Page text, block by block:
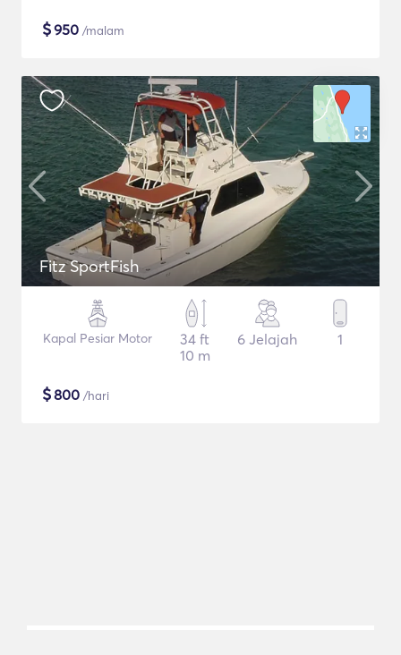
$950 /malam
Fitz SportFish
Kapal Pesiar Motor
34 ft
10 m
6 Jelajah 1
$800 /hari